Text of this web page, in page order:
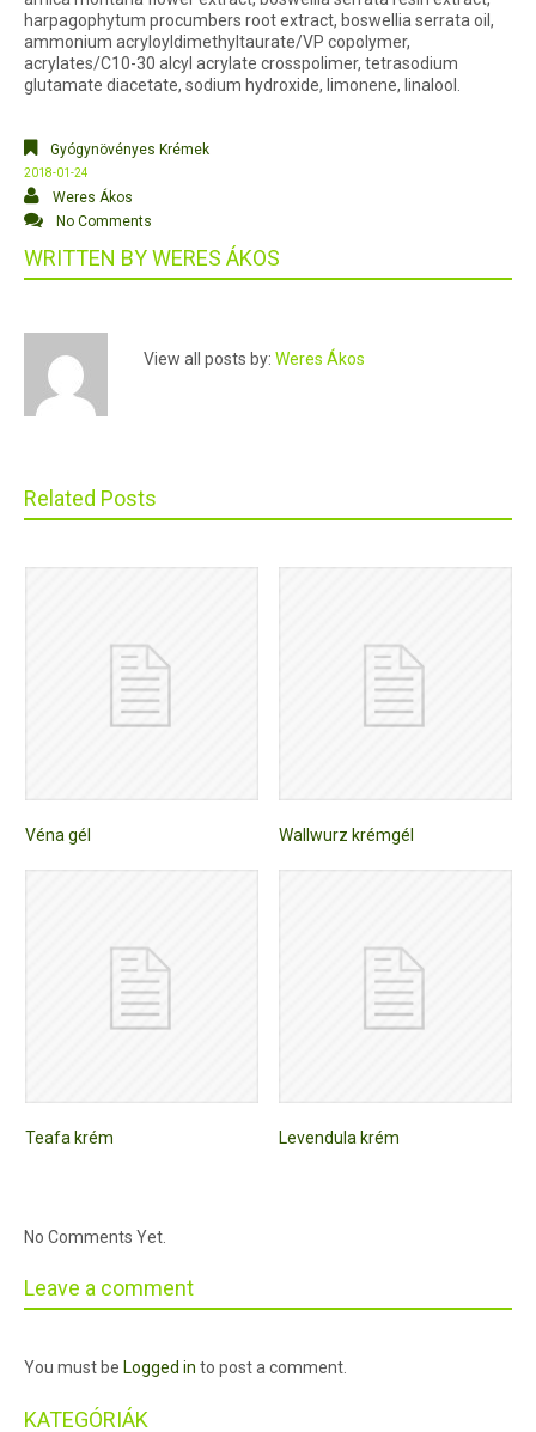
harpagophytum procumbers root extract, boswellia serrata oil,
ammonium acryloyldimethyltaurate/VP copolymer,
acrylates/C10-30 alcyl acrylate crosspolimer, tetrasodium
glutamate diacetate, sodium hydroxide, limonene, linalool.
Gyógynövényes Krémek
2018-01-24
Weres Ákos
No Comments
WRITTEN BYWERES ÁKOS
View all posts by: Weres Ákos
Related Posts
Véna gél Wallwurz krémgél
Teafa krém Levendula krém
No Comments Yet.
Leave a comment
You must be Logged in to post a comment.
KATEGÓRIÁK